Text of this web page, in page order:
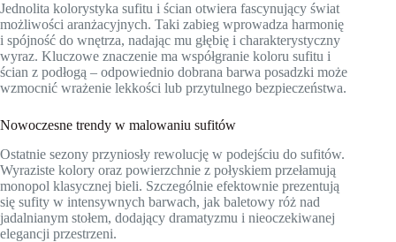
Jednolita kolorystyka sufitu i ścian otwiera fascynujący świat
możliwości aranżacyjnych. Taki zabieg wprowadza harmonię
i spójność do wnętrza, nadając mu głębię i charakterystyczny
wyraz. Kluczowe znaczenie ma współgranie koloru sufitu i
ścian z podłogą – odpowiednio dobrana barwa posadzki może
wzmocnić wrażenie lekkości lub przytulnego bezpieczeństwa.
Nowoczesne trendy w malowaniu sufitów
Ostatnie sezony przyniosły rewolucję w podejściu do sufitów.
Wyraziste kolory oraz powierzchnie z połyskiem przełamują
monopol klasycznej bieli. Szczególnie efektownie prezentują
się sufity w intensywnych barwach, jak baletowy róż nad
jadalnianym stołem, dodający dramatyzmu i nieoczekiwanej
elegancji przestrzeni.